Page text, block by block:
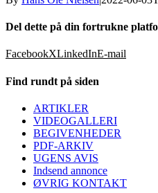
Del dette på din fortrukne
FacebookXLinkedInE-mail
Find rundt på siden
ARTIKLER
VIDEOGALLERI
BEGIVENHEDER
PDF-ARKIV
UGENS AVIS
Indsend annonce
ØVRIG KONTAKT